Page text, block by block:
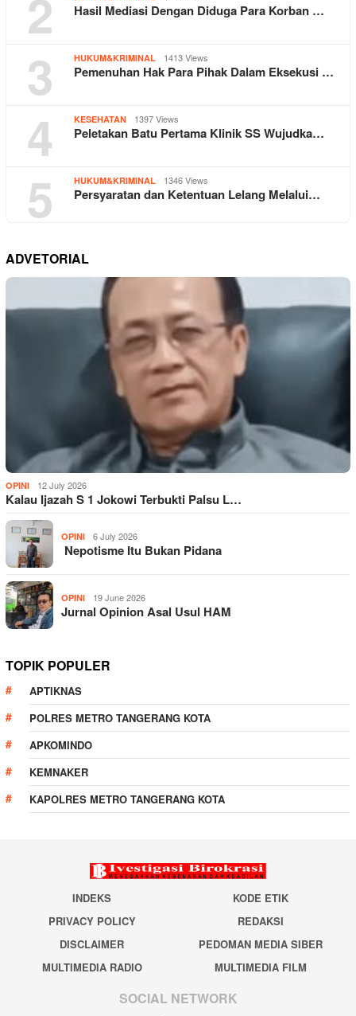
2 Hasil Mediasi Dengan Diduga Para Korban …
3 HUKUM&KRIMINAL 1413 Views
Pemenuhan Hak Para Pihak Dalam Eksekusi …
4 KESEHATAN 1397 Views
Peletakan Batu Pertama Klinik SS Wujudka…
5 HUKUM&KRIMINAL 1346 Views
Persyaratan dan Ketentuan Lelang Melalui…
ADVETORIAL
OPINI 12 July 2026
Kalau Ijazah S 1 Jokowi Terbukti Palsu L…
OPINI 6 July 2026
Nepotisme Itu Bukan Pidana
OPINI 19 June 2026
Jurnal Opinion Asal Usul HAM
TOPIK POPULER
APTIKNAS
POLRES METRO TANGERANG KOTA
APKOMINDO
KEMNAKER
KAPOLRES METRO TANGERANG KOTA
INDEKS
KODE ETIK
PRIVACY POLICY
REDAKSI
DISCLAIMER
PEDOMAN MEDIA SIBER
MULTIMEDIA RADIO
MULTIMEDIA FILM
SOCIAL NETWORK